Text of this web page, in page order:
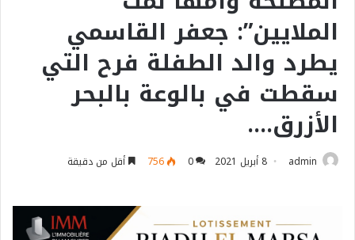
الملايين”: جعفر القاسمي
يطرد والد الطفلة فرح التي
سقطت في بالوعة بالبحر
الأزرق….
admin 8 أبريل 2021 0
756 أقل من دقيقة